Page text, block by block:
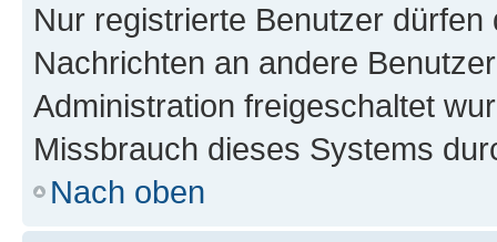
Nur registrierte Benutzer
Nachrichten an andere
Administration freigeschaltet
Missbrauch dieses Systems
Nach oben